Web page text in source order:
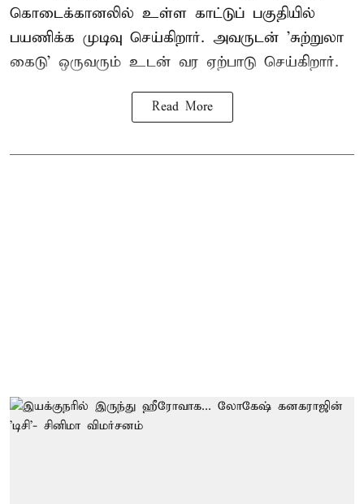
கொடைக்கானலில் உள்ள காட்டுப் பகுதியில்
பயணிக்க முடிவு செய்கிறார். அவருடன் 'சுற்றுலா
கைடு' ஒருவரும் உடன் வர ஏற்பாடு செய்கிறார்.
Read More